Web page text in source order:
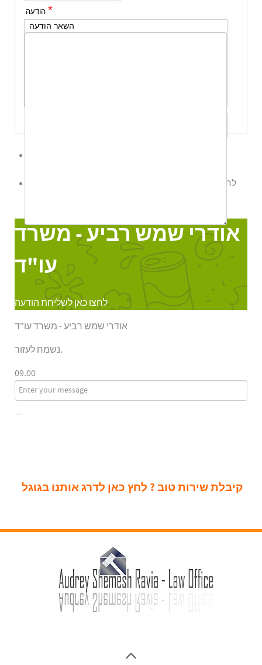
*
השאר הודעה
לחצו כאן לשליחת הודעה
אודרי שמש רביע - משרד
עו"ד
לחצו כאן לשליחת הודעה
אודרי שמש רביע - משרד עו"ד
נשמח לעזור.
09.00
קיבלת שירות טוב ? לחץ כאן לדרג אותנו בגוגל